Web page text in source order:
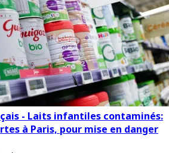
- Laits infantiles contaminés:
à Paris, pour mise en danger